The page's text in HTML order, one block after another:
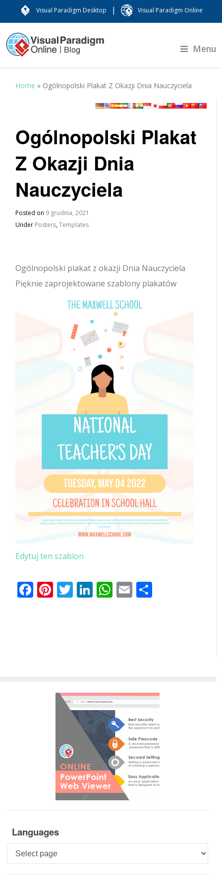
Visual Paradigm Desktop | Visual Paradigm Online
Menu
Home » Ogólnopolski Plakat Z Okazji Dnia Nauczyciela
Ogólnopolski Plakat
Z Okazji Dnia
Nauczyciela
Posted on 9 grudnia, 2021
Under Posters,Templates
Ogólnopolski plakat z okazji Dnia Nauczyciela
Pięknie zaprojektowane szablony plakatów
Edytuj ten szablon
Facebook
Pinterest
Twitter
LinkedIn
WhatsApp
Email
Languages
Languages